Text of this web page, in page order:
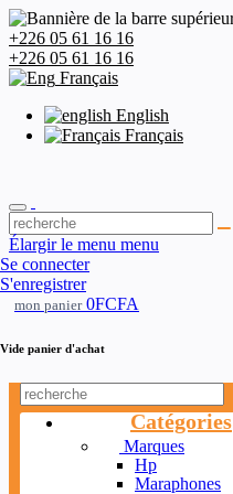
+226 05 61 16 16
+226 05 61 16 16
Français
English
Français
Élargir le menu menu
Se connecter
S'enregistrer
mon panier0FCFA
Vide panier d'achat
Catégories
Marques
Hp
Maraphones